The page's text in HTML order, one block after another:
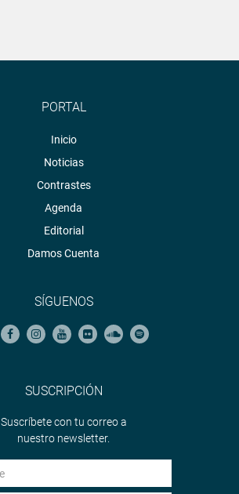
PORTAL
Inicio
Noticias
Contrastes
Agenda
Editorial
Damos Cuenta
SÍGUENOS
SUSCRIPCIÓN
Suscríbete con tu correo a
nuestro newsletter.